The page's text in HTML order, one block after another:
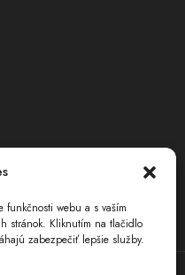
funkčnosti webu a s vaším
stránok. Kliknutím na tlačidlo
zabezpečiť lepšie služby.